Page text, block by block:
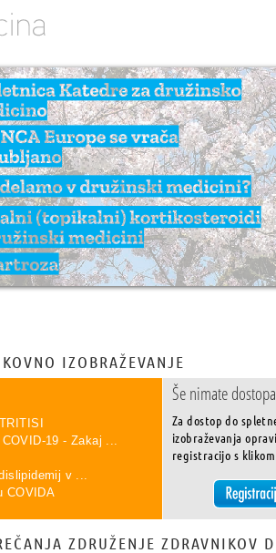
IZOBRAŽEVANJE
Še nimate
19 - Zakaj ...
v ...
COVIDA
Za dostop do
izobraževanja
registracijo s
ZDRUŽENJE ZDRAVNIKOV